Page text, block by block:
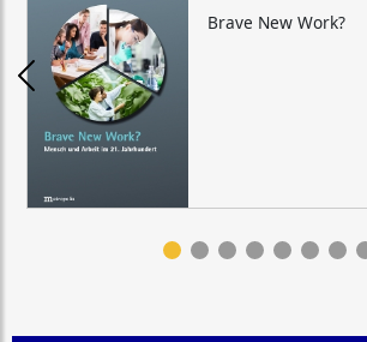
Brave New Work?